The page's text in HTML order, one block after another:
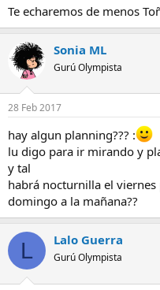
Te echaremos de menos
Sonia ML
Gurú Olympista
28 Feb 2017
hay algun planning??? :
lu digo para ir mirando y
y tal
habrá nocturnilla el
domingo a la mañana??
L Lalo Guerra
Gurú Olympista